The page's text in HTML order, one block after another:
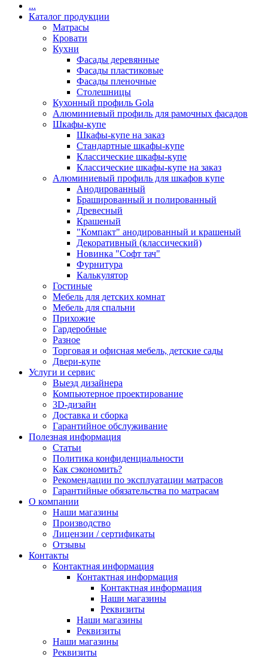
...
Каталог продукции
Матрасы
Кровати
Кухни
Фасады деревянные
Фасады пластиковые
Фасады пленочные
Столешницы
Кухонный профиль Gola
Алюминиевый профиль для рамочных фасадов
Шкафы-купе
Шкафы-купе на заказ
Стандартные шкафы-купе
Классические шкафы-купе
Классические шкафы-купе на заказ
Алюминиевый профиль для шкафов купе
Анодированный
Брашированный и полированный
Древесный
Крашеный
"Компакт" анодированный и крашеный
Декоративный (классический)
Новинка "Софт тач"
Фурнитура
Калькулятор
Гостиные
Мебель для детских комнат
Мебель для спальни
Прихожие
Гардеробные
Разное
Торговая и офисная мебель, детские сады
Двери-купе
Услуги и сервис
Выезд дизайнера
Компьютерное проектирование
3D-дизайн
Доставка и сборка
Гарантийное обслуживание
Полезная информация
Статьи
Политика конфиденциальности
Как сэкономить?
Рекомендации по эксплуатации матрасов
Гарантийные обязательства по матрасам
О компании
Наши магазины
Производство
Лицензии / сертификаты
Отзывы
Контакты
Контактная информация
Контактная информация
Контактная информация
Наши магазины
Реквизиты
Наши магазины
Реквизиты
Наши магазины
Реквизиты